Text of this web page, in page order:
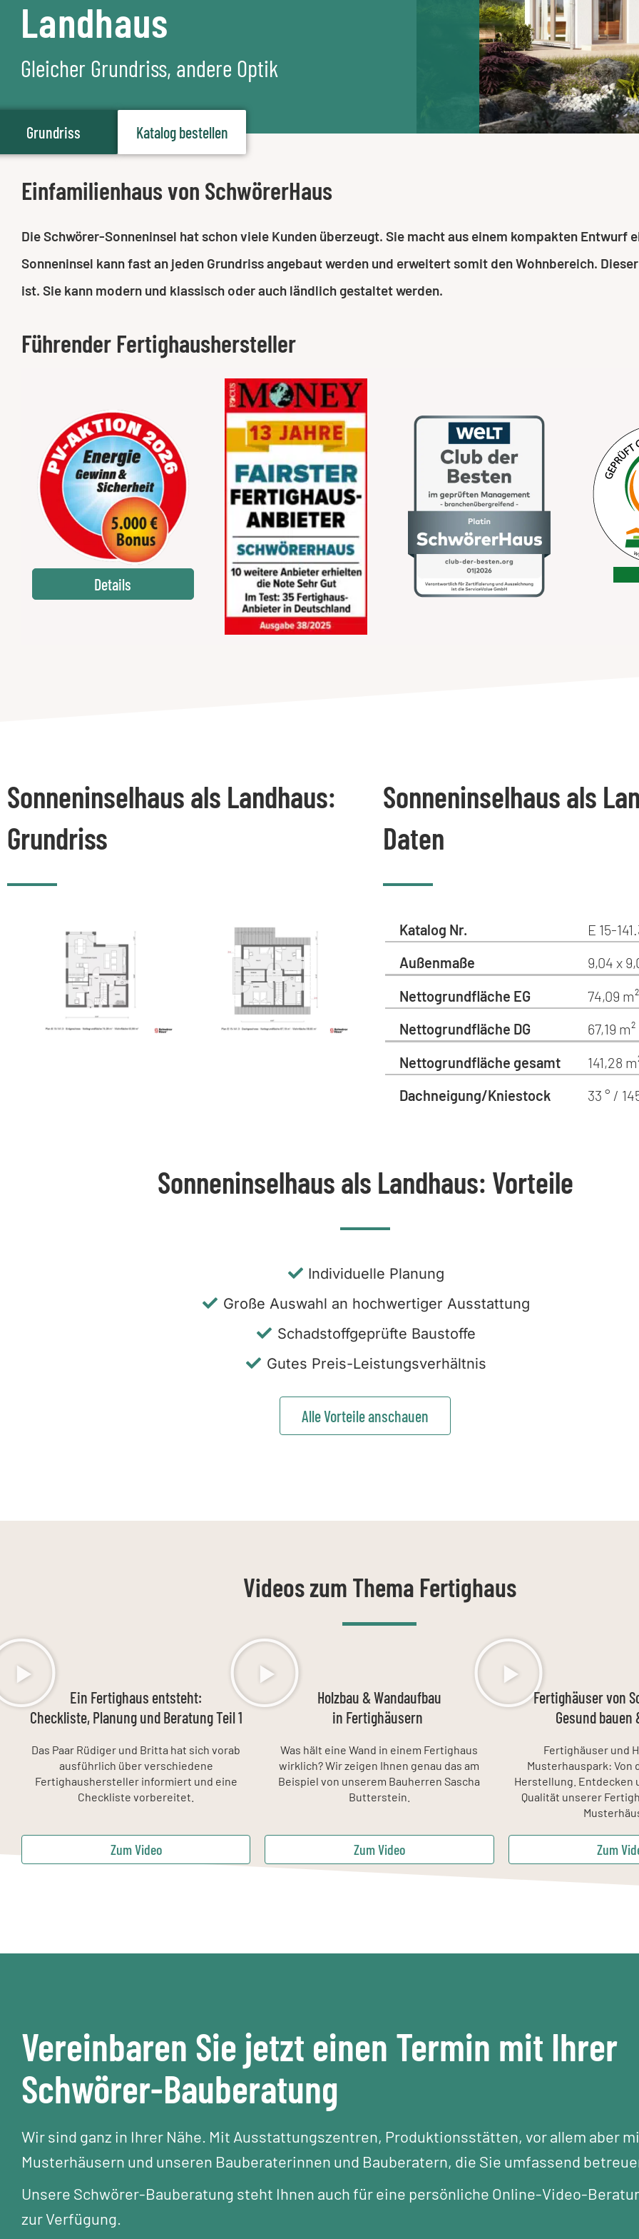
Landhaus
Gleicher Grundriss, andere Optik
Grundriss Katalog bestellen
Einfamilienhaus von SchwörerHaus
Die Schwörer-Sonneninsel hat schon viele Kunden überzeugt. Sie macht aus einem kompakten Entwurf
Sonneninsel kann fast an jeden Grundriss angebaut werden und erweitert somit den Wohnbereich.
ist. Sie kann modern und klassisch oder auch ländlich gestaltet werden.
Führender Fertighaushersteller
Details
Sonneninselhaus als Landhaus:
Grundriss
Sonneninselhaus als
Daten
Katalog Nr.
E 15-
Außenmaße
9,04 x
Nettogrundfläche EG
74,09 m²
Nettogrundfläche DG
67,19 m²
Nettogrundfläche gesamt
141,28
Dachneigung/Kniestock
33 ° /
Sonneninselhaus als Landhaus: Vorteile
Individuelle Planung
Große Auswahl an hochwertiger Ausstattung
Schadstoffgeprüfte Baustoffe
Gutes Preis-Leistungsverhältnis
Alle Vorteile anschauen
Videos zum Thema Fertighaus
Ein Fertighaus entsteht:
Checkliste, Planung und Beratung Teil 1
Das Paar Rüdiger und Britta hat sich vorab
ausführlich über verschiedene
Fertighaushersteller informiert und eine
Checkliste vorbereitet.
Holzbau & Wandaufbau
in Fertighäusern
Was hält eine Wand in einem Fertighaus
wirklich? Wir zeigen Ihnen genau das am
Beispiel von unserem Bauherren Sascha
Butterstein.
Fertighäuser von
Gesund bauen
Fertighäuser und
Musterhauspark: Von
Herstellung. Entdecken
Qualität unserer
Zum Video Zum Video Zum
Vereinbaren Sie jetzt einen Termin mit Ihrer
Schwörer-Bauberatung
Wir sind ganz in Ihrer Nähe. Mit Ausstattungszentren, Produktionsstätten, vor allem aber
Musterhäusern und unseren Bauberaterinnen und Bauberatern, die Sie umfassend
Unsere Schwörer-Bauberatung steht Ihnen auch für eine persönliche Online-Video-
zur Verfügung.